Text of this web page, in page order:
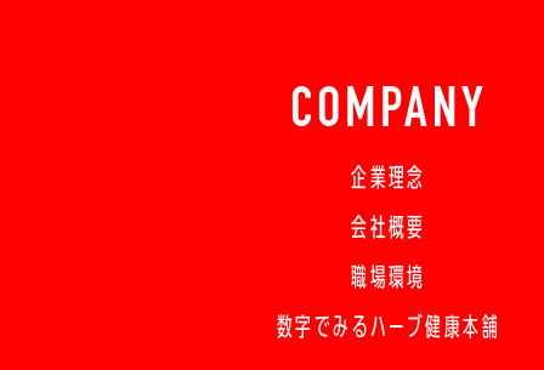
COMPANY
企業理念
会社概要
職場環境
数字でみるハーブ健康本舗